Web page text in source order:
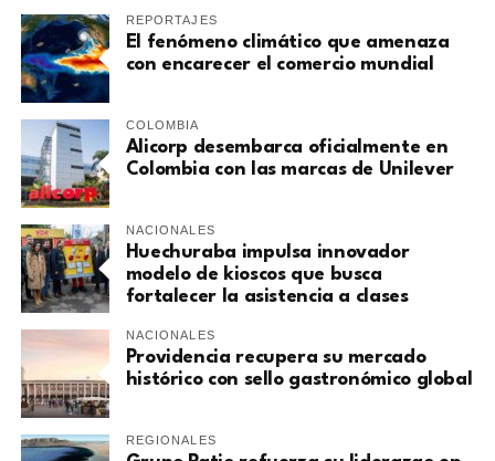
REPORTAJES
El fenómeno climático que amenaza
con encarecer el comercio mundial
COLOMBIA
Alicorp desembarca oficialmente en
Colombia con las marcas de Unilever
NACIONALES
Huechuraba impulsa innovador
modelo de kioscos que busca
fortalecer la asistencia a clases
NACIONALES
Providencia recupera su mercado
histórico con sello gastronómico global
REGIONALES